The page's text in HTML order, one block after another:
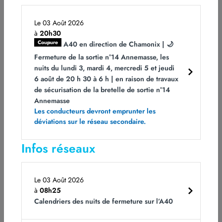
pour intervenir en protection du risque de
l’éventuelle présence d’amiante ;
rabotage de précision
à 26 cm au niveau de la clé de voûte ; en
fonction de la nature et de la consistance des
matériaux à démolir, la démolition s’est
effectuée en utilisant soit des fraises spécifiques
(là où le béton était suffisant) soit un brise-
roche hydraulique (en présence de roche ou de
boulons d’ancrage). Dans tous les cas,
l’épaisseur démoli a dû être telle qu’elle ait
permis de créer de l’espace pour appliquer les
traitements ultérieurs à la voûte et pour
accueillir les éléments préfabriqués, sans
traitement des venues d’eau et consolidation
la voûte par projection de béton ;
Le 03 Août 2026
à 20h30
Coupure
A40 en direction de Chamonix | 🌙
Fermeture de la sortie n°14 Annemasse, les
nuits du lundi 3, mardi 4, mercredi 5 et jeudi
6 août de 20 h 30 à 6 h | en raison de travaux
de sécurisation de la bretelle de sortie n°14
Annemasse
Les conducteurs devront emprunter les
déviations sur le réseau secondaire.
Infos réseaux
Le 03 Août 2026
à 08h25
Calendriers des nuits de fermeture sur l’A40